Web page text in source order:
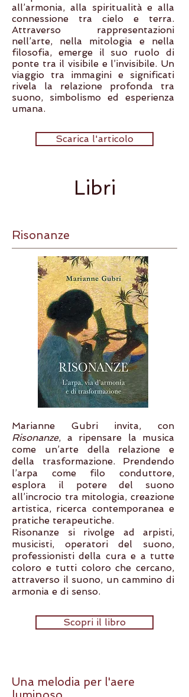
all’armonia, alla spiritualità e alla
connessione tra cielo e terra.
Attraverso rappresentazioni
nell’arte, nella mitologia e nella
filosofia, emerge il suo ruolo di
ponte tra il visibile e l’invisibile. Un
viaggio tra immagini e significati
rivela la relazione profonda tra
suono, simbolismo ed esperienza
umana.
Scarica l'articolo
Libri
Risonanze
Marianne Gubri invita, con
Risonanze, a ripensare la musica
come un’arte della relazione e
della trasformazione. Prendendo
l’arpa come filo conduttore,
esplora il potere del suono
all’incrocio tra mitologia, creazione
artistica, ricerca contemporanea e
pratiche terapeutiche.
Risonanze si rivolge ad arpisti,
musicisti, operatori del suono,
professionisti della cura e a tutte
coloro e tutti coloro che cercano,
attraverso il suono, un cammino di
armonia e di senso.
Scopri il libro
Una melodia per l'aere